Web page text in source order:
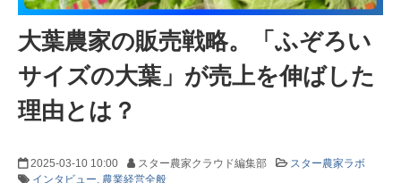
大葉農家の販売戦略。「ふぞろい
サイズの大葉」が売上を伸ばした
理由とは？
2025-03-10 10:00 スター農家クラウド編集部
スター農家ラボ
インタビュー 農業経営全般